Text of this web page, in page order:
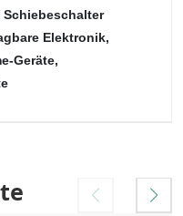
Elektronik,
Geräte,